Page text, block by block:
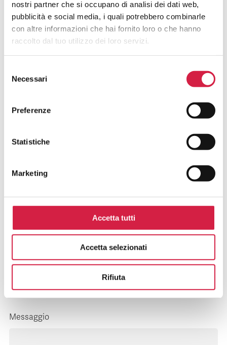
nostri partner che si occupano di analisi dei dati web,
pubblicità e social media, i quali potrebbero combinarle
con altre informazioni che hai fornito loro o che hanno
raccolto dal tuo utilizzo dei loro servizi.
delNecessari
Preferenze
Statistiche
Marketing
Accetta tutti
Accetta selezionati
Rifiuta
Popolazione?
Hai avuto un’esperienza in questa
struttura e desideri inviarci un tuo
La tua opinione è fondamentale per noi! Scrivi una
servizi degli ospedali con il Bollino Rosa.
Nome e cognome*
E-mail*
Messaggio